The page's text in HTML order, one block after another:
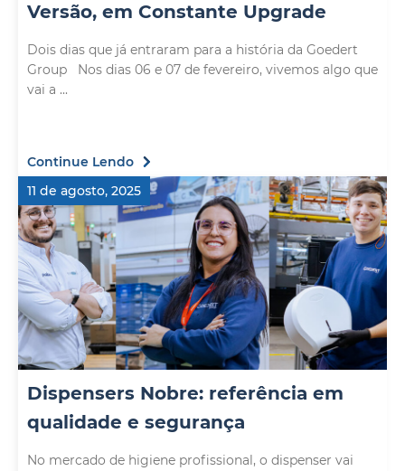
Versão, em Constante Upgrade
Dois dias que já entraram para a história da Goedert
Group Nos dias 06 e 07 de fevereiro, vivemos algo que
vai a ...
Continue Lendo
11 de agosto, 2025
Dispensers Nobre: referência em
qualidade e segurança
No mercado de higiene profissional, o dispenser vai